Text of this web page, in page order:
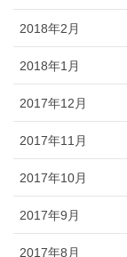
2018年2月
2018年1月
2017年12月
2017年11月
2017年10月
2017年9月
2017年8月